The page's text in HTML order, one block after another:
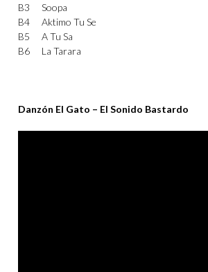
B3
Soopa
B4
Aktimo Tu Se
B5
A Tu Sa
B6
La Tarara
Danzón El Gato – El Sonido Bastardo